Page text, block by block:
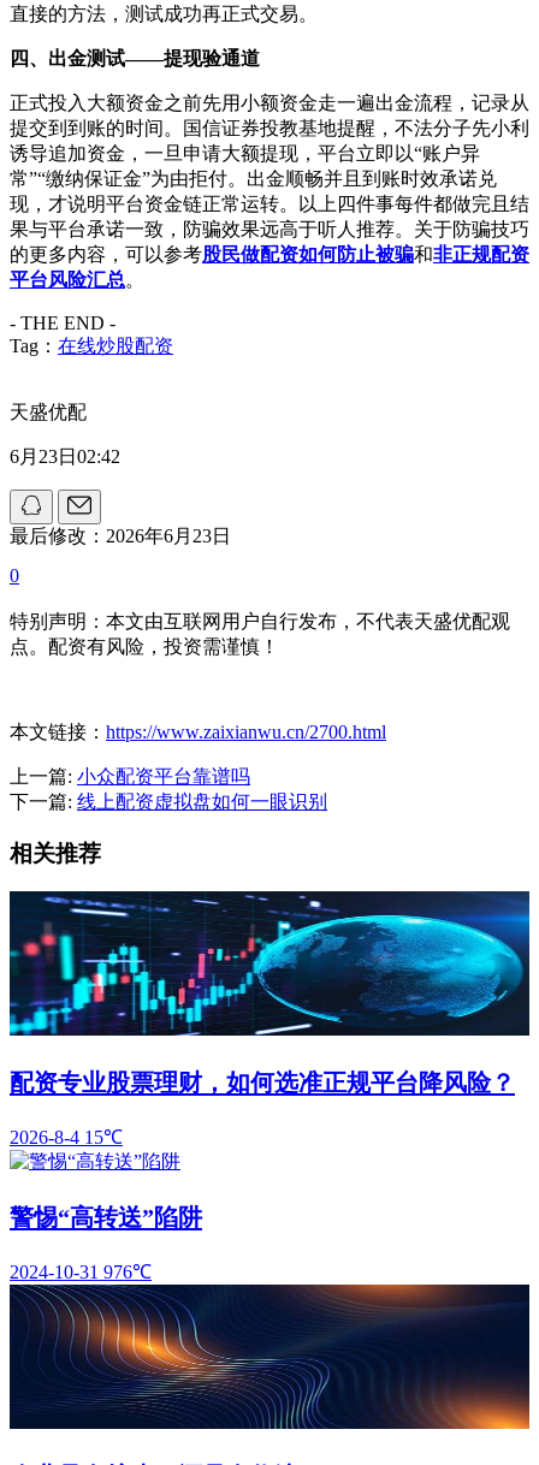
直接的方法，测试成功再正式交易。
四、出金测试——提现验通道
正式投入大额资金之前先用小额资金走一遍出金流程，记录从
提交到到账的时间。国信证券投教基地提醒，不法分子先小利
诱导追加资金，一旦申请大额提现，平台立即以“账户异
常”“缴纳保证金”为由拒付。出金顺畅并且到账时效承诺兑
现，才说明平台资金链正常运转。以上四件事每件都做完且结
果与平台承诺一致，防骗效果远高于听人推荐。关于防骗技巧
的更多内容，可以参考股民做配资如何防止被骗和非正规配资
平台风险汇总。
- THE END -
Tag： 在线炒股配资
天盛优配
6月23日02:42
最后修改：2026年6月23日
0
特别声明：本文由互联网用户自行发布，不代表天盛优配观
点。配资有风险，投资需谨慎！
本文链接： https://www.zaixianwu.cn/2700.html
上一篇: 小众配资平台靠谱吗
下一篇: 线上配资虚拟盘如何一眼识别
相关推荐
配资专业股票理财，如何选准正规平台降风险？
2026-8-4 15℃
警惕“高转送”陷阱
2024-10-31 976℃